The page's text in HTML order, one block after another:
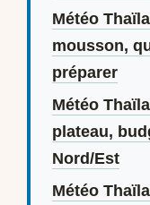
Météo
mousson,
préparer
Météo
plateau,
Nord/Est
Météo